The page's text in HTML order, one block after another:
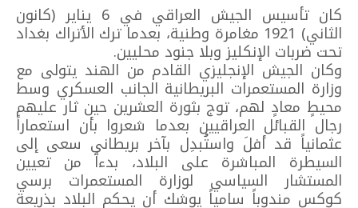
كان تأسيس الجيش العراقي في 6 يناير (كانون
الثاني) 1921 مغامرة وطنية، بعدما ترك الأتراك بغداد
تحت ضربات الإنكليز وبلا جنود محليين.
وكان الجيش الإنجليزي القادم من الهند يتولى مع
وزارة المستعمرات البريطانية الجانب العسكري وسط
محيطٍ معادٍ لهم، توج بثورة العشرين حين ثار عليهم
رجال القبائل العراقيين بعدما شعروا بأن استعماراً
عثمانياً قد أفلَ واستُبدِل بآخر بريطاني سعى إلى
السيطرة المباشرة على البلاد، بدءاً من تعيين
المستشار السياسي لوزارة المستعمرات برسي
كوكس مندوباً سامياً يوشك أن يحكم البلاد بذريعة